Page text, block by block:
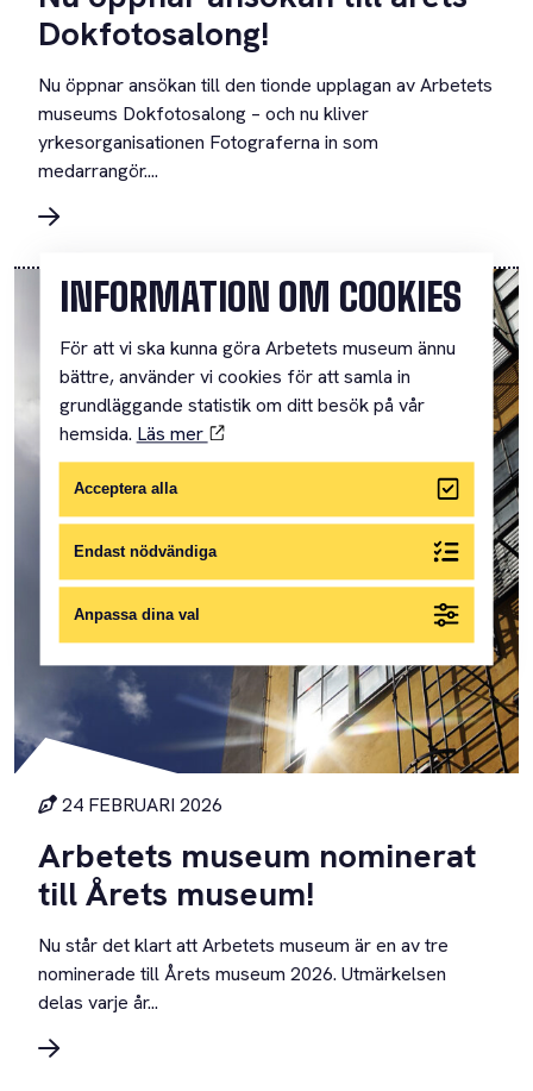
Dokfotosalong!
Nu öppnar ansökan till den tionde upplagan av Arbetets
museums Dokfotosalong – och nu kliver
yrkesorganisationen Fotograferna in som
medarrangör....
24 FEBRUARI 2026
Arbetets museum nominerat
till Årets museum!
Nu står det klart att Arbetets museum är en av tre
nominerade till Årets museum 2026. Utmärkelsen
delas varje år...
INFORMATION OM COOKIES
För att vi ska kunna göra Arbetets museum ännu
bättre, använder vi cookies för att samla in
grundläggande statistik om ditt besök på vår
hemsida. Läs mer
Acceptera alla
Endast nödvändiga
Anpassa dina val